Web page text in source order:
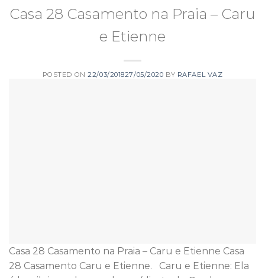
Casa 28 Casamento na Praia – Caru
e Etienne
POSTED ON22/03/201827/05/2020 BY RAFAEL VAZ
Casa 28 Casamento na Praia – Caru e Etienne Casa
28 Casamento Caru e Etienne. Caru e Etienne: Ela